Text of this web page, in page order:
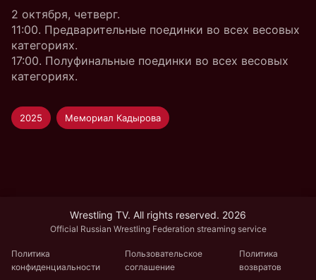
2 октября, четверг.
11:00. Предварительные поединки во всех весовых
категориях.
17:00. Полуфинальные поединки во всех весовых
категориях.
2025 Мемориал Кадырова
Wrestling TV. All rights reserved. 2026
Official Russian Wrestling Federation streaming service
Политика
конфиденциальности
Пользовательское
соглашение
Политика
возвратов